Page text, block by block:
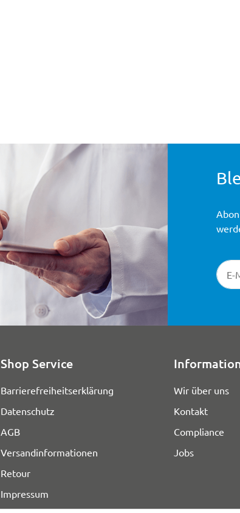
Shop Service
Barrierefreiheitserklärung
Datenschutz
AGB
Versandinformationen
Retour
Impressum
Wir über uns
Kontakt
Compliance
Jobs